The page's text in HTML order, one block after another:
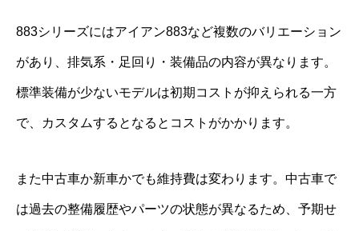
883シリーズにはアイアン883など複数のバリエーション
があり、排気系・足回り・装備品の内容が異なります。
標準装備が少ないモデルは初期コストが抑えられる一方
で、カスタムするとなるとコストがかかります。
また中古車か新車かでも維持費は変わります。中古車で
は過去の整備履歴やパーツの状態が異なるため、予期せ